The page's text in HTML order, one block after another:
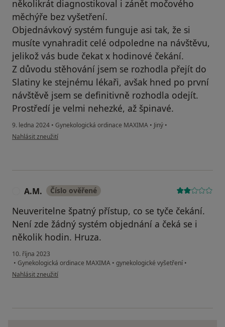
několikrát diagnostikoval i zánět močového
měchýře bez vyšetření.
Objednávkový systém funguje asi tak, že si
musíte vynahradit celé odpoledne na návštěvu,
jelikož vás bude čekat x hodinové čekání.
Z důvodu stěhování jsem se rozhodla přejít do
Slatiny ke stejnému lékaři, avšak hned po první
návštěvě jsem se definitivně rozhodla odejít.
Prostředí je velmi nehezké, až špinavé.
9. ledna 2024 • Gynekologická ordinace MAXIMA • Jiný •
podle názoru uživatele MP
Nahlásit zneužití
A.M. Číslo ověřené
Neuveritelne špatný přístup, co se tyče čekání.
Není zde žádný systém objednání a čeká se i
několik hodin. Hruza.
10. října 2023
• Gynekologická ordinace MAXIMA • gynekologické vyšetření •
podle názoru uživatele A.M.
Nahlásit zneužití